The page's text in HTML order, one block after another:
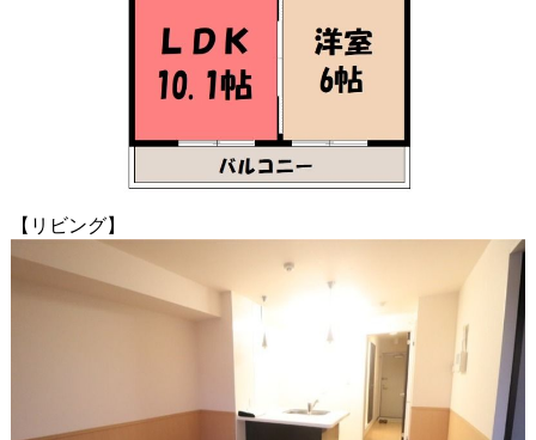
【リビング】